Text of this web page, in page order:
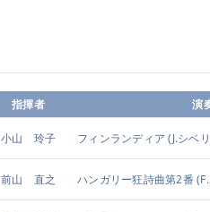
指揮者 演
小山 玲子 フィンランディア (J.シベ
前山 直之 ハンガリー狂詩曲第2番